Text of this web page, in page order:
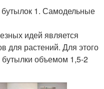
1. Самодельные
идей является
для растений. Для этого
объемом 1,5-2